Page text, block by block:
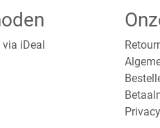
iDeal
Privacy